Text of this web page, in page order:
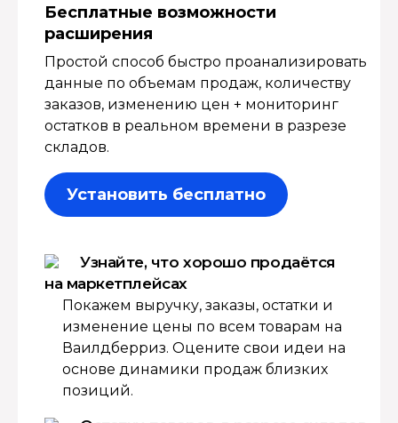
Бесплатные возмож­ности
расширения
Простой способ быстро проанализировать
данные по объемам продаж, количеству
заказов, изменению цен + мониторинг
остатков в реальном времени в разрезе
складов.
Установить бесплатно
Узнайте, что хорошо продаётся
на маркетплейсах
Покажем выручку, заказы, остатки и
изменение цены по всем товарам на
Ваилдберриз. Оцените свои идеи на
основе динамики продаж близких
позиций.